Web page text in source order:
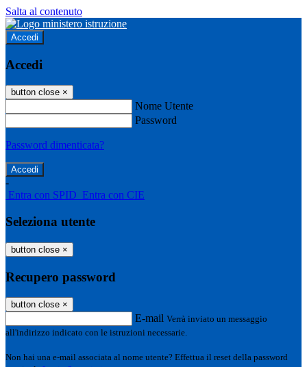
Salta al contenuto
Accedi
Accedi
button close ×
Nome Utente
Password
Password dimenticata?
-
Entra con SPID Entra con CIE
Seleziona utente
button close ×
Recupero password
button close ×
E-mail Verrà inviato un messaggio
all'indirizzo indicato con le istruzioni necessarie.
Non hai una e-mail associata al nome utente? Effettua il reset della password